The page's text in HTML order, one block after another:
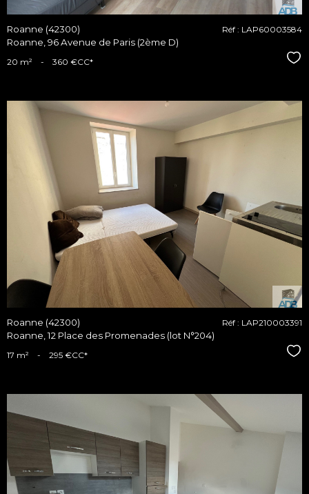
Roanne (42300)
Roanne, 96 Avenue de Paris (2ème D)
Réf : LAP60003584
20 m² - 360 €CC*
voir le
bien
Roanne (42300)
Roanne, 12 Place des Promenades (lot N°204)
Réf : LAP210003391
17 m² - 295 €CC*
voir le